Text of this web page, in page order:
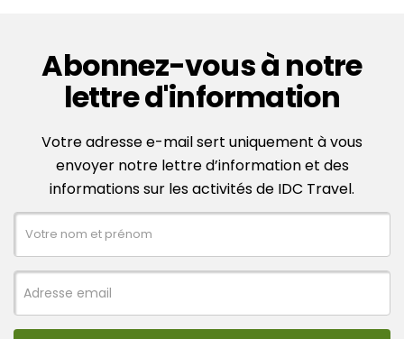
Abonnez-vous à notre
lettre d'information
Votre adresse e-mail sert uniquement à vous
envoyer notre lettre d’information et des
informations sur les activités de IDC Travel.